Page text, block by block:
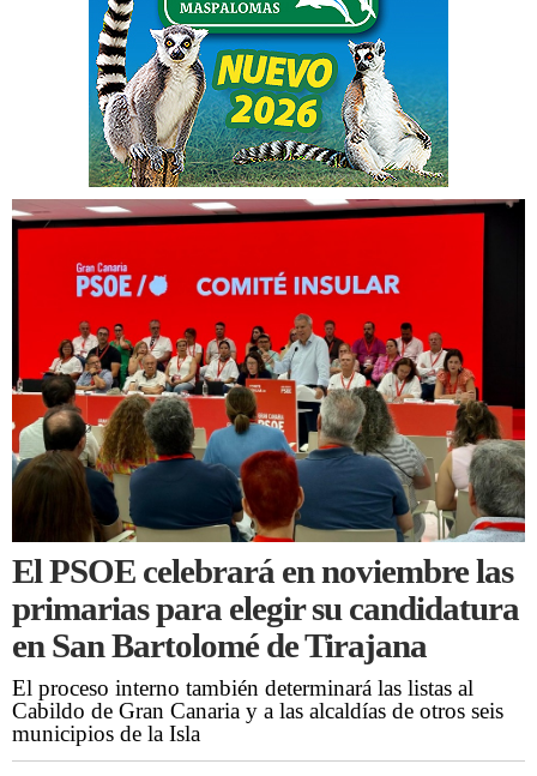
El PSOE celebrará en noviembre las
primarias para elegir su candidatura
en San Bartolomé de Tirajana
El proceso interno también determinará las listas al
Cabildo de Gran Canaria y a las alcaldías de otros seis
municipios de la Isla